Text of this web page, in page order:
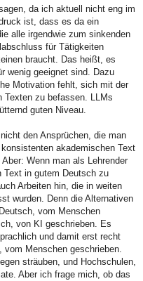
da ich aktuell nicht eng im
ist, dass es da ein
alle irgendwie zum sinkenden
für Tätigkeiten
braucht. Das heißt, es
wenig geeignet sind. Dazu
Motivation fehlt, sich mit der
Texten zu befassen. LLMs
guten Niveau.
den Ansprüchen, die man
akademischen Text
Wenn man als Lehrender
Text in gutem Deutsch zu
Arbeiten hin, die in weiten
wurden. Denn die Alternativen
vom Menschen
von KI geschrieben. Es
und damit erst recht
Menschen geschrieben.
sträuben, und Hochschulen,
Aber ich frage mich, ob das